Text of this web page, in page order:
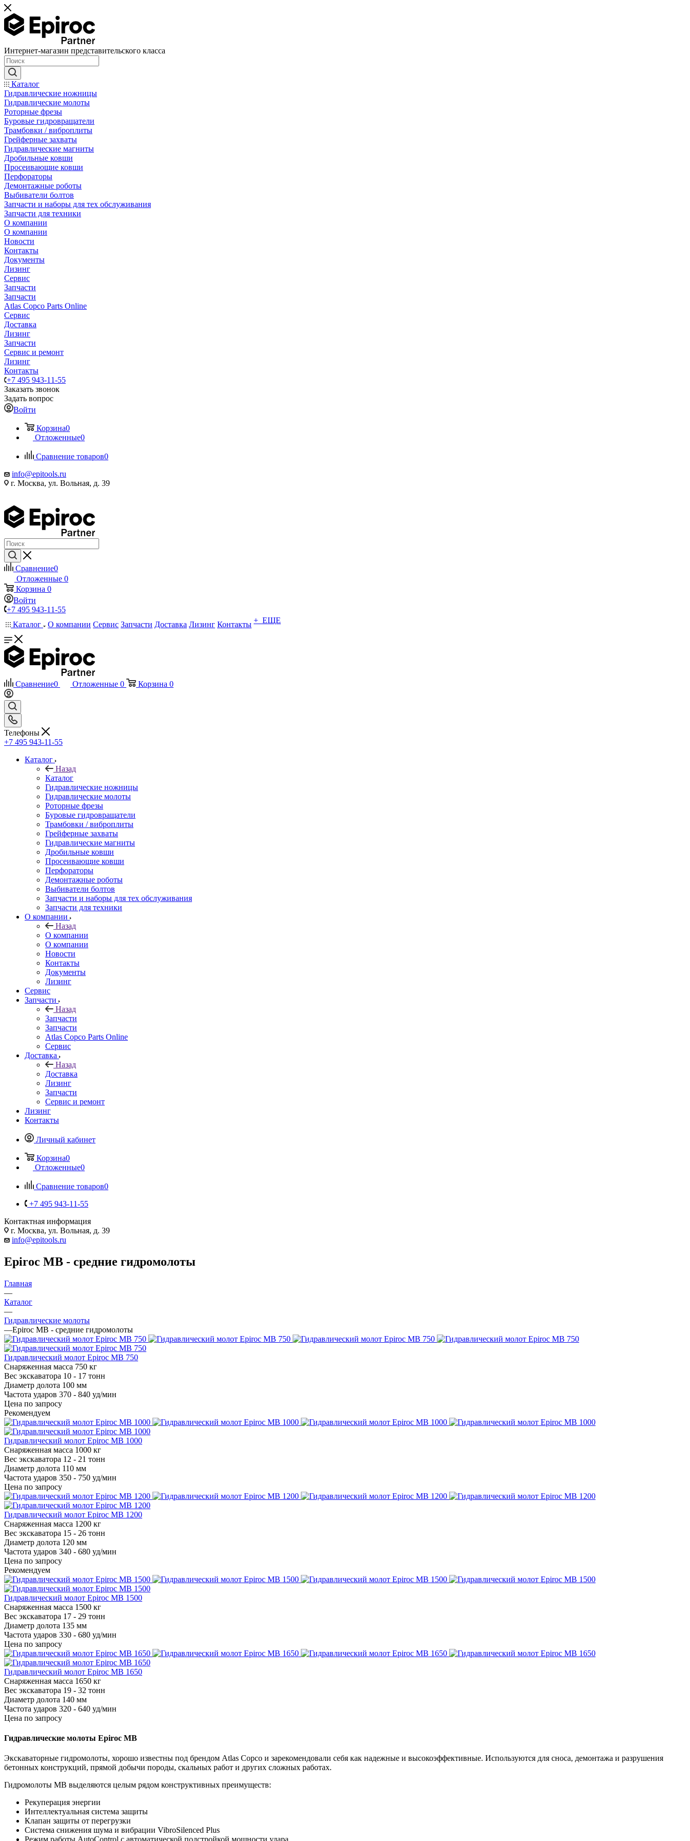
Интернет-магазин представительского класса
Каталог
Гидравлические ножницы
Гидравлические молоты
Роторные фрезы
Буровые гидровращатели
Трамбовки / виброплиты
Грейферные захваты
Гидравлические магниты
Дробильные ковши
Просеивающие ковши
Перфораторы
Демонтажные роботы
Выбиватели болтов
Запчасти и наборы для тех обслуживания
Запчасти для техники
О компании
О компании
Новости
Контакты
Документы
Лизинг
Сервис
Запчасти
Запчасти
Atlas Copco Parts Online
Сервис
Доставка
Лизинг
Запчасти
Сервис и ремонт
Лизинг
Контакты
+7 495 943-11-55
Заказать звонок
Задать вопрос
Войти
Корзина0
Отложенные0
Сравнение товаров0
info@epitools.ru
г. Москва, ул. Вольная, д. 39
Сравнение0
Отложенные 0
Корзина 0
Войти
+7 495 943-11-55
Каталог
О компании Сервис Запчасти Доставка Лизинг Контакты + ЕЩЕ
Сравнение0 Отложенные 0 Корзина 0
Телефоны
+7 495 943-11-55
Каталог
Назад
Каталог
Гидравлические ножницы
Гидравлические молоты
Роторные фрезы
Буровые гидровращатели
Трамбовки / виброплиты
Грейферные захваты
Гидравлические магниты
Дробильные ковши
Просеивающие ковши
Перфораторы
Демонтажные роботы
Выбиватели болтов
Запчасти и наборы для тех обслуживания
Запчасти для техники
О компании
Назад
О компании
О компании
Новости
Контакты
Документы
Лизинг
Сервис
Запчасти
Назад
Запчасти
Запчасти
Atlas Copco Parts Online
Сервис
Доставка
Назад
Доставка
Лизинг
Запчасти
Сервис и ремонт
Лизинг
Контакты
Личный кабинет
Корзина0
Отложенные0
Сравнение товаров0
+7 495 943-11-55
Контактная информация
г. Москва, ул. Вольная, д. 39
info@epitools.ru
Epiroc MB - средние гидромолоты
Главная
—
Каталог
—
Гидравлические молоты
—Epiroc MB - средние гидромолоты
Гидравлический молот Epiroc MB 750
Снаряженная масса 750 кг
Вес экскаватора 10 - 17 тонн
Диаметр долота 100 мм
Частота ударов 370 - 840 уд/мин
Цена по запросу
Рекомендуем
Гидравлический молот Epiroc MB 1000
Снаряженная масса 1000 кг
Вес экскаватора 12 - 21 тонн
Диаметр долота 110 мм
Частота ударов 350 - 750 уд/мин
Цена по запросу
Гидравлический молот Epiroc MB 1200
Снаряженная масса 1200 кг
Вес экскаватора 15 - 26 тонн
Диаметр долота 120 мм
Частота ударов 340 - 680 уд/мин
Цена по запросу
Рекомендуем
Гидравлический молот Epiroc MB 1500
Снаряженная масса 1500 кг
Вес экскаватора 17 - 29 тонн
Диаметр долота 135 мм
Частота ударов 330 - 680 уд/мин
Цена по запросу
Гидравлический молот Epiroc MB 1650
Снаряженная масса 1650 кг
Вес экскаватора 19 - 32 тонн
Диаметр долота 140 мм
Частота ударов 320 - 640 уд/мин
Цена по запросу
Гидравлические молоты Epiroc MB
Экскаваторные гидромолоты, хорошо известны под брендом Atlas Copco и зарекомендовали себя как надежные и высокоэффективные. Используются для сноса, демонтажа и разрушения
бетонных конструкций, прямой добычи породы, скальных работ и других сложных работах.
Гидромолоты MB выделяются целым рядом конструктивных преимуществ:
Рекуперация энергии
Интеллектуальная система защиты
Клапан защиты от перегрузки
Система снижения шума и вибрации VibroSilenced Plus